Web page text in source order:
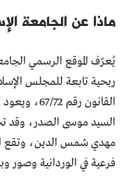
ماذا عن الجامعة
يُعرّف الموقع الرسمي
ربحية تابعة للمجلس
السيد موسى الصدر، وقد
مهدي شمس الدين، وتقع
فرعية في الوردانية وصور